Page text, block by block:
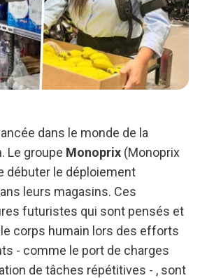
dans le monde de la
Le groupe Monoprix (Monoprix
débuter le déploiement
leurs magasins. Ces
futuristes qui sont pensés et
corps humain lors des efforts
- comme le port de charges
de tâches répétitives - , sont